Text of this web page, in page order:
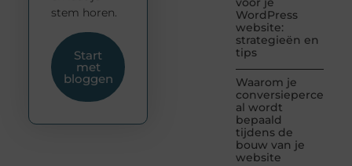
WordPress
website:
strategieën en
tips
Waarom je
al wordt
bepaald
tijdens de
bouw van je
website
stem horen.
Start
met
bloggen